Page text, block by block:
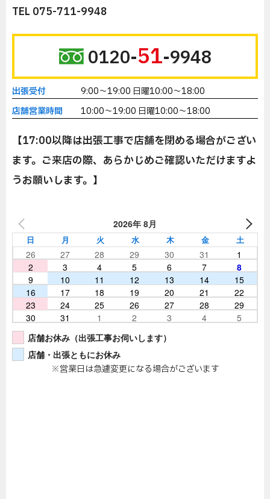
TEL 075-711-9948
0120-51-9948
出張受付
9:00～19:00 日曜10:00～18:00
店舗営業時間
10:00～19:00 日曜10:00～18:00
【17:00以降は出張工事で店舗を閉める場合がござい
ます。ご来店の際、あらかじめご確認いただけますよ
うお願いします。】
2026年 8月
日 月 火 水 木 金 土
26 27 28 29 30 31
1
2
3 4 5 6 7
8
9
10 11 12 13 14
15
16
17 18 19 20 21
22
23
24 25 26 27 28
29
30
31 1 2 3 4
5
店舗お休み（出張工事お伺いします）
店舗・出張ともにお休み
※営業日は急遽変更になる場合がございます